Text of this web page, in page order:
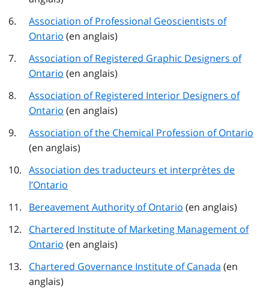
Association of Professional Geoscientists of
Ontario (en anglais)
Association of Registered Graphic Designers of
Ontario (en anglais)
Association of Registered Interior Designers of
Ontario (en anglais)
Association of the Chemical Profession of Ontario
(en anglais)
Association des traducteurs et interprètes de
l’Ontario
Bereavement Authority of Ontario (en anglais)
Chartered Institute of Marketing Management of
Ontario (en anglais)
Chartered Governance Institute of Canada (en
anglais)